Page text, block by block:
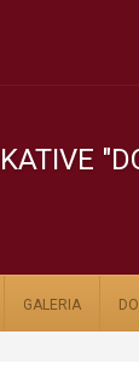
GALERIA